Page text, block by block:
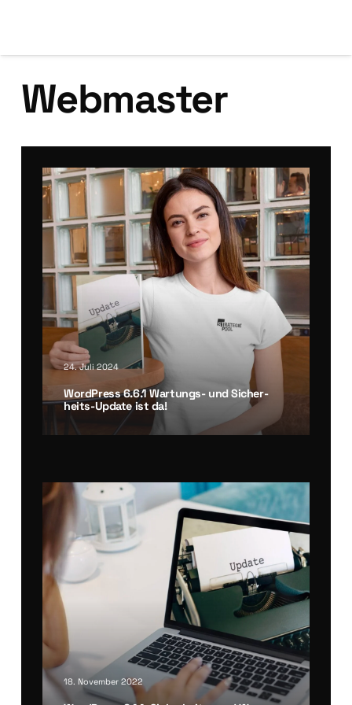
Webmaster
24. Juli 2024
Word­Press 6.6.1 War­tungs- und Sicher­
heits-Update ist da!
21. Mai 2023
Word­Press 6.2.2: Sicher­heits- und War­
18. November 2022